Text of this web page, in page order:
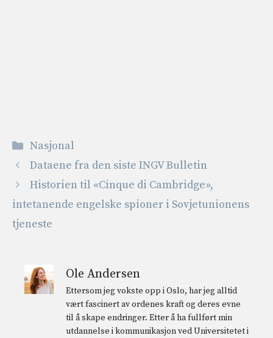
Kategorier
Nasjonal
Dataene fra den siste INGV Bulletin
Historien til «Cinque di Cambridge»,
intetanende engelske spioner i Sovjetunionens
tjeneste
Ole Andersen
Ettersom jeg vokste opp i Oslo, har jeg alltid
vært fascinert av ordenes kraft og deres evne
til å skape endringer. Etter å ha fullført min
utdannelse i kommunikasjon ved Universitetet i